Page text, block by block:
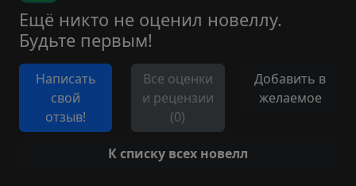
Ещё никто не оценил новеллу.
Будьте первым!
Написать
свой
отзыв!
Все оценки
и рецензии
(0)
Добавить в
желаемое
К списку всех новелл